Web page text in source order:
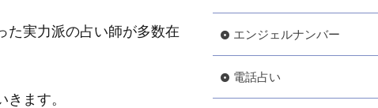
た実力派の占い師が多数在
ます。
エンジェルナンバー
電話占い